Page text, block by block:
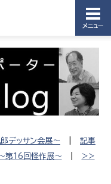
メニュー
デッサン会展〜
記事
第16回怪作展〜 >>